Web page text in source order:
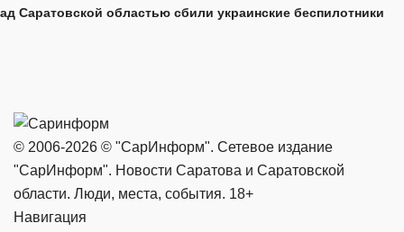
Саратовской областью сбили украинские беспилотники
© 2006-2026 © "СарИнформ". Сетевое издание
"СарИнформ". Новости Саратова и Саратовской
области. Люди, места, события. 18+
Навигация